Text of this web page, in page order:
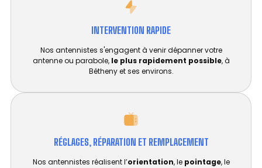
INTERVENTION RAPIDE
Nos antennistes s'engagent à venir dépanner votre
antenne ou parabole, le plus rapidement possible, à
Bétheny et ses environs.
RÉGLAGES, RÉPARATION ET REMPLACEMENT​
Nos antennistes réalisent l’orientation, le pointage, le